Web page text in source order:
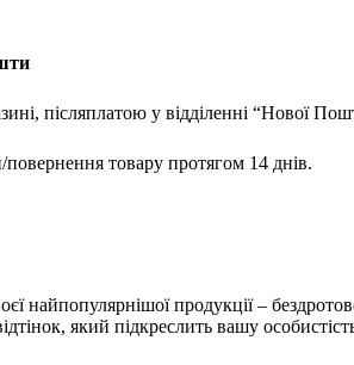
післяплатою у відділенні “Нової
повернення товару протягом 14 днів.
найпопулярнішої продукції –
який підкреслить вашу